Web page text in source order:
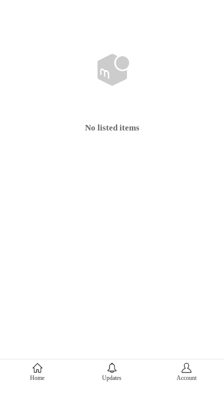
No listed items
About Mercari
Corporate Site
Home Updates Account